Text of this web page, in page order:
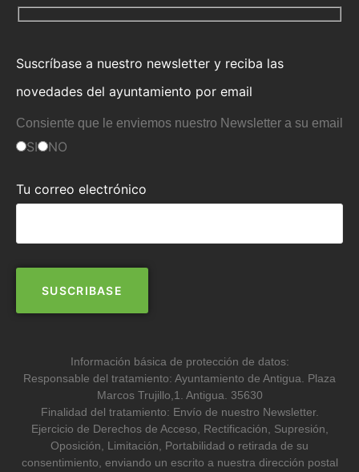
Suscríbase a nuestro newsletter y reciba las
novedades del ayuntamiento por email
Consiente que le enviemos nuestro Newsletter a su email
SI NO
Tu correo electrónico
Información básica de protección de datos:
Responsable del tratamiento: Ayuntamiento de Antigua. Plaza
Marcos Trujillo,1. Antigua. 35630
Finalidad del tratamiento: Envío de nuestro Newsletter.
Ejercicio de Derechos de Acceso, Rectificación, Supresión,
Oposición, Limitación, Portabilidad o retirada de su
consentimiento, enviando un escrito a nuestra dirección postal